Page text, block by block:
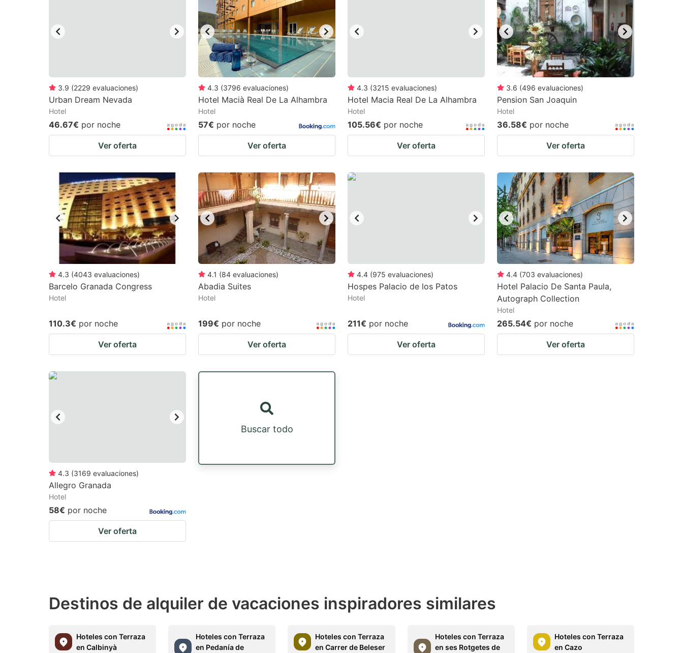
keyboard
shortcuts
changing
dates.
mark
key
to
get
the
keyboard
shortcuts
changing
3.9 (2229 evaluaciones)
Urban Dream Nevada
Hotel
46.67€ por noche
Ver oferta
4.3 (3796 evaluaciones)
Hotel Macià Real De La Alhambra
Hotel
57€ por noche
Ver oferta
4.3 (3215 evaluaciones)
Hotel Macia Real De La Alhambra
Hotel
105.56€ por noche
Ver oferta
3.6 (496 evaluaciones)
Pension San Joaquin
Hotel
36.58€ por noche
Ver oferta
4.3 (4043 evaluaciones)
Barcelo Granada Congress
Hotel
110.3€ por noche
Ver oferta
4.1 (84 evaluaciones)
Abadia Suites
Hotel
199€ por noche
Ver oferta
4.4 (975 evaluaciones)
Hospes Palacio de los Patos
Hotel
211€ por noche
Ver oferta
4.4 (703 evaluaciones)
Hotel Palacio De Santa Paula,
Autograph Collection
Hotel
265.54€ por noche
Ver oferta
4.3 (3169 evaluaciones)
Allegro Granada
Hotel
58€ por noche
Ver oferta
Buscar todo
Destinos de alquiler de vacaciones inspiradores similares
Hoteles con Terraza
en Calbinyà
Hoteles con Terraza
en Pedanía de
Hoteles con Terraza
en Carrer de Beleser
Hoteles con Terraza
en ses Rotgetes de
Hoteles con Terraza
en Cazo